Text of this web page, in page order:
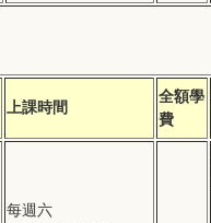
上課時間
全額學
費
每週六